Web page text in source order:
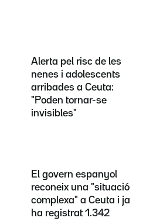
Alerta pel risc de les
nenes i adolescents
arribades a Ceuta:
"Poden tornar-se
invisibles"
El govern espanyol
reconeix una "situació
complexa" a Ceuta i ja
ha registrat 1.342